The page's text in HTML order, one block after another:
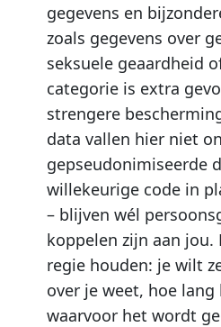
gegevens en
zoals gegevens over
seksuele geaardheid
categorie is extra
strengere
data vallen hier niet
gepseudonimiseerde
willekeurige code in
– blijven wél
koppelen zijn aan jou.
regie houden: je wilt
over je weet, hoe
waarvoor het wordt